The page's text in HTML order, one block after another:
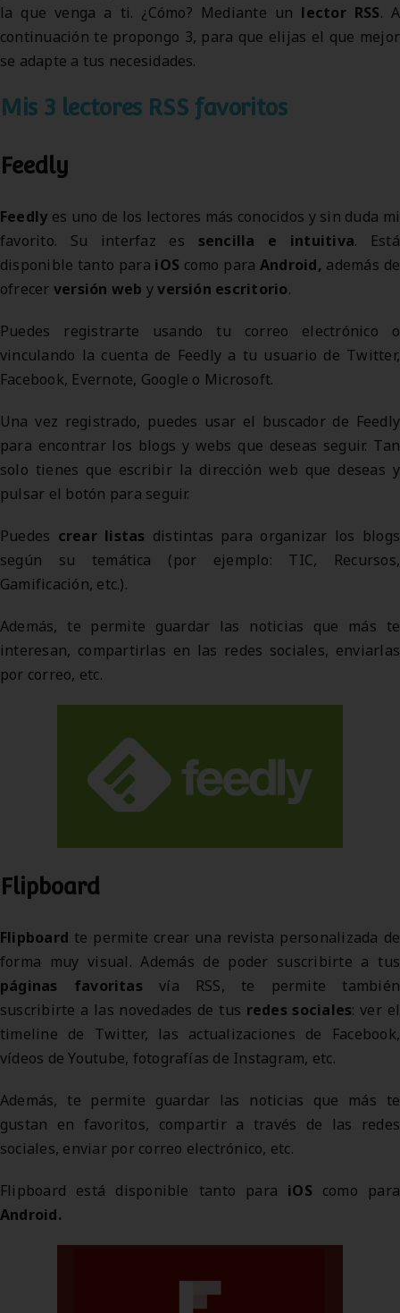
la que venga a ti. ¿Cómo? Mediante un lector RSS. A
continuación te propongo 3, para que elijas el que mejor
se adapte a tus necesidades.
Mis 3 lectores RSS favoritos
Feedly
Feedly es uno de los lectores más conocidos y sin duda mi
favorito. Su interfaz es sencilla e intuitiva. Está
disponible tanto para iOS como para Android, además de
ofrecer versión web yversión escritorio.
Puedes registrarte usando tu correo electrónico o
vinculando la cuenta de Feedly a tu usuario de Twitter,
Facebook, Evernote, Google o Microsoft.
Una vez registrado, puedes usar el buscador de Feedly
para encontrar los blogs y webs que deseas seguir. Tan
solo tienes que escribir la dirección web que deseas y
pulsar el botón para seguir.
Puedes crear listas distintas para organizar los blogs
según su temática (por ejemplo: TIC, Recursos,
Gamificación, etc.).
Además, te permite guardar las noticias que más te
interesan, compartirlas en las redes sociales, enviarlas
por correo, etc.
Flipboard
Flipboard te permite crear una revista personalizada de
forma muy visual. Además de poder suscribirte a tus
páginas favoritas vía RSS, te permite también
suscribirte a las novedades de tus redes sociales: ver el
timeline de Twitter, las actualizaciones de Facebook,
vídeos de Youtube, fotografías de Instagram, etc.
Además, te permite guardar las noticias que más te
gustan en favoritos, compartir a través de las redes
sociales, enviar por correo electrónico, etc.
Flipboard está disponible tanto para iOS como para
Android.